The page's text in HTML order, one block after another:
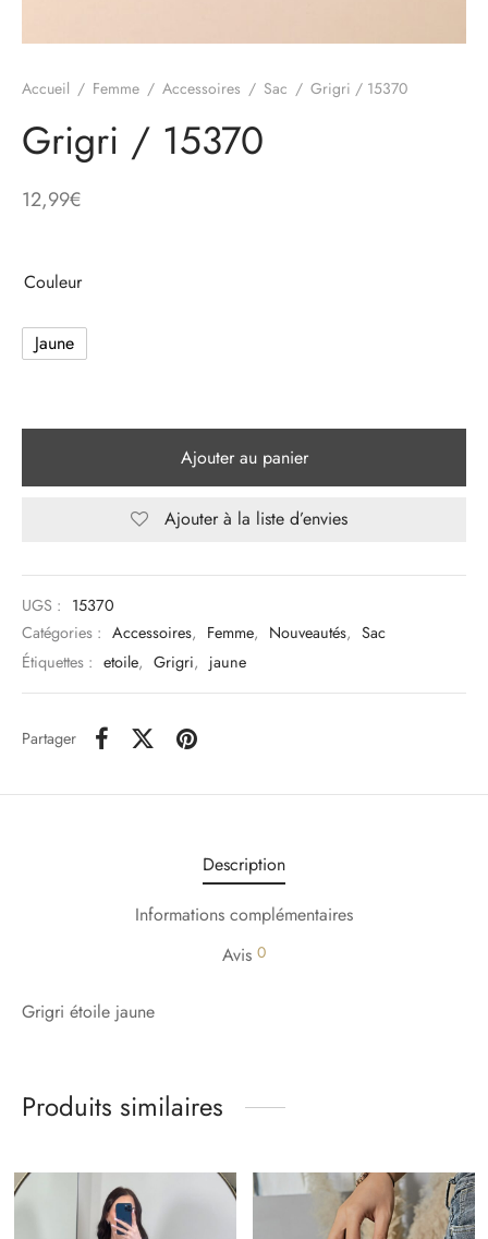
Accueil / Femme / Accessoires / Sac / Grigri / 15370
Grigri / 15370
12,99€
Couleur
Jaune
Ajouter au panier
Ajouter à la liste d’envies
UGS : 15370
Catégories : Accessoires, Femme, Nouveautés, Sac
Étiquettes : etoile, Grigri, jaune
Partager
Description
Informations complémentaires
Avis 0
Grigri étoile jaune
Produits similaires
Jogging
Combinaison